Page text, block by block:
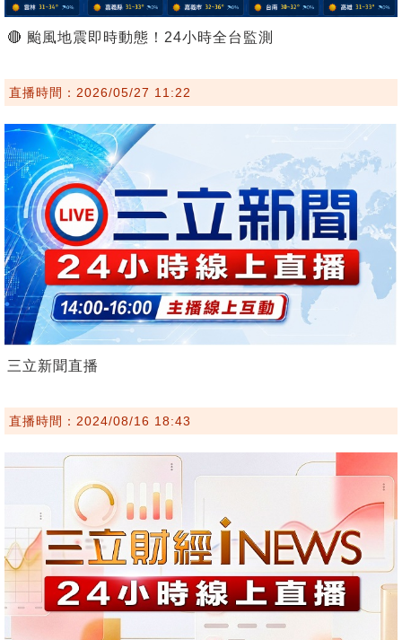
🔴 颱風地震即時動態！24小時全台監測
直播時間：2026/05/27 11:22
三立新聞直播
直播時間：2024/08/16 18:43